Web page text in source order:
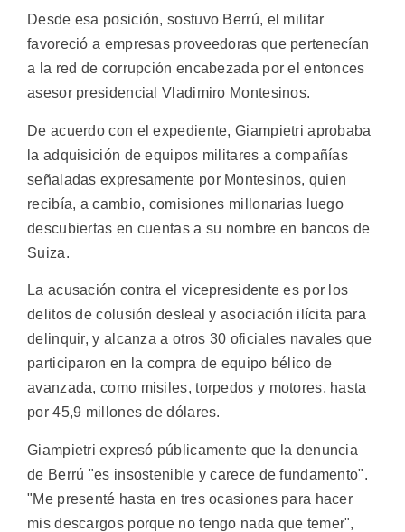
Desde esa posición, sostuvo Berrú, el militar
favoreció a empresas proveedoras que pertenecían
a la red de corrupción encabezada por el entonces
asesor presidencial Vladimiro Montesinos.
De acuerdo con el expediente, Giampietri aprobaba
la adquisición de equipos militares a compañías
señaladas expresamente por Montesinos, quien
recibía, a cambio, comisiones millonarias luego
descubiertas en cuentas a su nombre en bancos de
Suiza.
La acusación contra el vicepresidente es por los
delitos de colusión desleal y asociación ilícita para
delinquir, y alcanza a otros 30 oficiales navales que
participaron en la compra de equipo bélico de
avanzada, como misiles, torpedos y motores, hasta
por 45,9 millones de dólares.
Giampietri expresó públicamente que la denuncia
de Berrú "es insostenible y carece de fundamento".
"Me presenté hasta en tres ocasiones para hacer
mis descargos porque no tengo nada que temer",